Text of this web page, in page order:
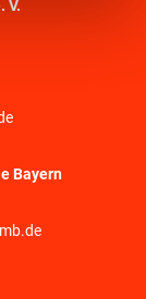
V.
Bayern